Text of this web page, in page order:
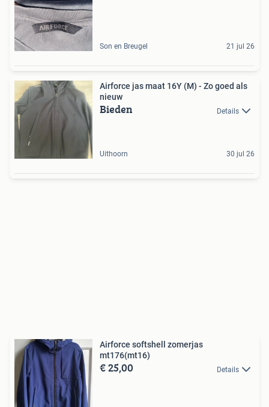
Son en Breugel 21 jul 26
Airforce jas maat 16Y (M) - Zo goed als
nieuw
Bieden Details
Uithoorn 30 jul 26
Airforce softshell zomerjas
mt176(mt16)
€ 25,00 Details